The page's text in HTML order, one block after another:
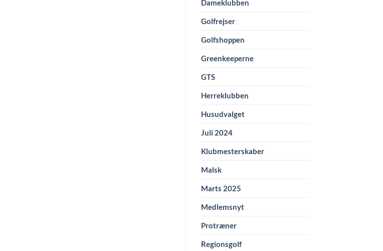
Dameklubben
Golfrejser
Golfshoppen
Greenkeeperne
GTS
Herreklubben
Husudvalget
Juli 2024
Klubmesterskaber
Malsk
Marts 2025
Medlemsnyt
Protræner
Regionsgolf